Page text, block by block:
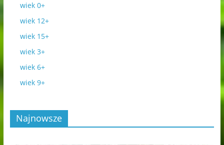
wiek 0+
wiek 12+
wiek 15+
wiek 3+
wiek 6+
wiek 9+
Najnowsze